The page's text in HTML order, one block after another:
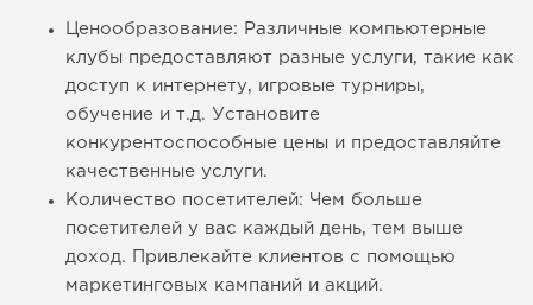
Ценообразование: Различные компьютерные
клубы предоставляют разные услуги, такие как
доступ к интернету, игровые турниры,
обучение и т.д. Установите
конкурентоспособные цены и предоставляйте
качественные услуги.
Количество посетителей: Чем больше
посетителей у вас каждый день, тем выше
доход. Привлекайте клиентов с помощью
маркетинговых кампаний и акций.